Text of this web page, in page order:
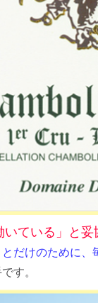
ている」と妥
だけのために
す。